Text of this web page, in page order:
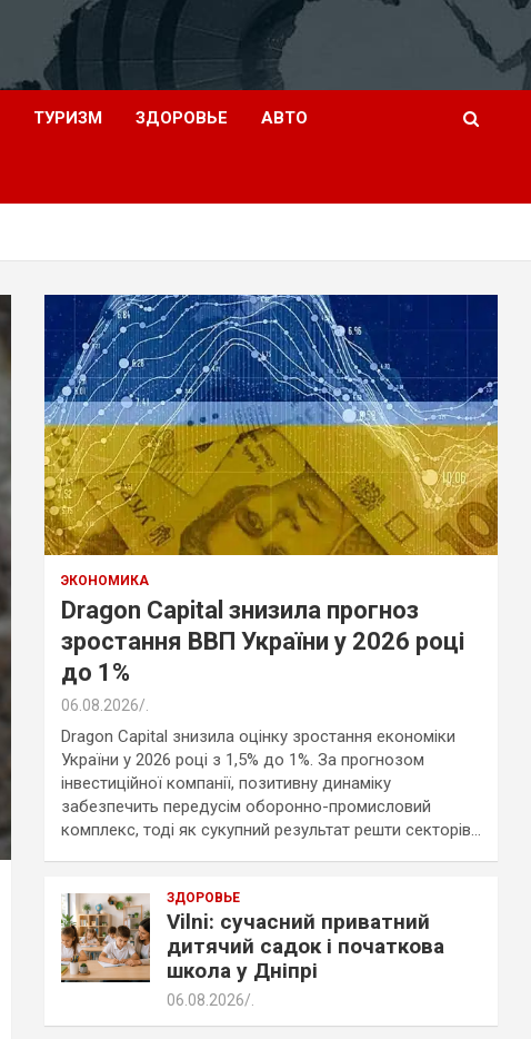
ТУРИЗМ ЗДОРОВЬЕ АВТО
ЭКОНОМИКА
Dragon Capital знизила прогноз
зростання ВВП України у 2026 році
до 1%
06.08.2026
Dragon Capital знизила оцінку зростання економіки
України у 2026 році з 1,5% до 1%. За прогнозом
інвестиційної компанії, позитивну динаміку
забезпечить передусім оборонно-промисловий
комплекс, тоді як сукупний результат решти секторів…
ЗДОРОВЬЕ
Vilni: сучасний приватний
дитячий садок і початкова
школа у Дніпрі
06.08.2026